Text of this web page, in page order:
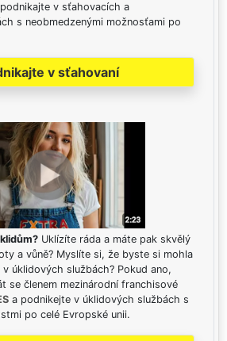
v sťahovacích a
s neobmedzenými možnosťami po
v sťahovaní
Uklízíte ráda a máte pak skvělý
a vůně? Myslíte si, že byste si mohla
úklidových službách? Pokud ano,
se členem mezinárodní franchisové
a podnikejte v úklidových službách s
po celé Evropské unii.